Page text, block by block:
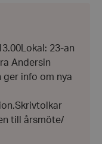
23-an
Andersin
ger info om nya
till årsmöte/